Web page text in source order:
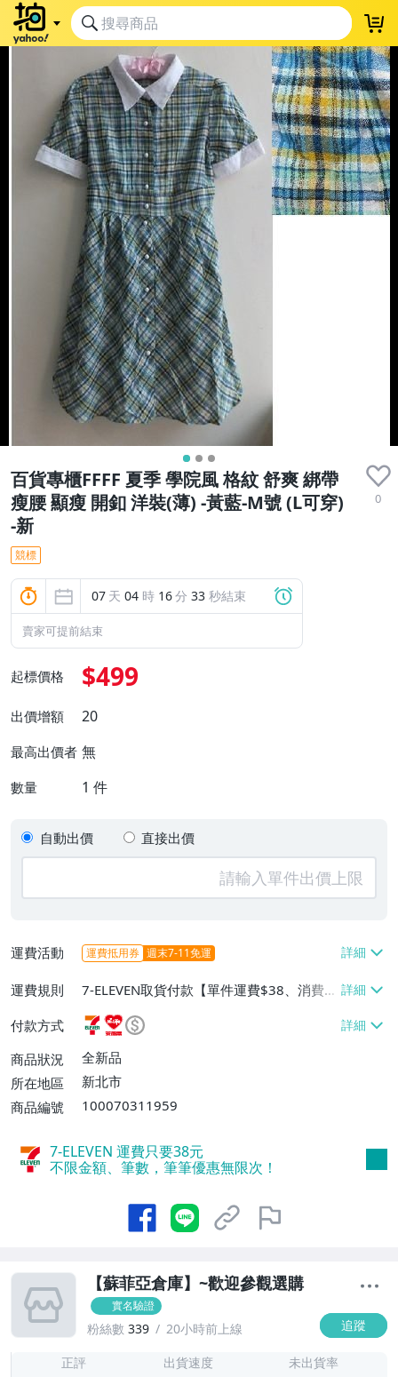
百貨專櫃FFFF 夏季 學院風 格紋 舒爽 綁帶
瘦腰 顯瘦 開釦 洋裝(薄) -黃藍-M號 (L可穿)
-新
0
競標
07 天 04 時 16分 32 秒結束
賣家可提前結束
起標價格 $499
出價增額 20
最高出價者 無
數量 1 件
自動出價 直接出價
運費活動 運費抵用券 週末7-11免運
運費規則
7-ELEVEN取貨付款【單件運費$38、消費滿
$1000免運費】、萊爾富取貨付款【單件運
費$60、消費滿$1000免運費】、郵局掛號
【單件運費$60、消費滿$1000免運費】
付款方式
商品狀況
全新品
所在地區
新北市
商品編號
100070311959
7-ELEVEN 運費只要38元
不限金額、筆數，筆筆優惠無限次！
【蘇菲亞倉庫】~歡迎參觀選購
實名驗證
粉絲數 339 20小時前上線 追蹤
正評 出貨速度 未出貨率